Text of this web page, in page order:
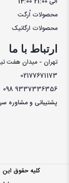
محصولات اُرگت
محصولات ارگانیک
ارتباط با ما
تهران - میدان هفت تیر
02177671173
0989337336356
پشتیبانی و مشاوره
کليه حقوق